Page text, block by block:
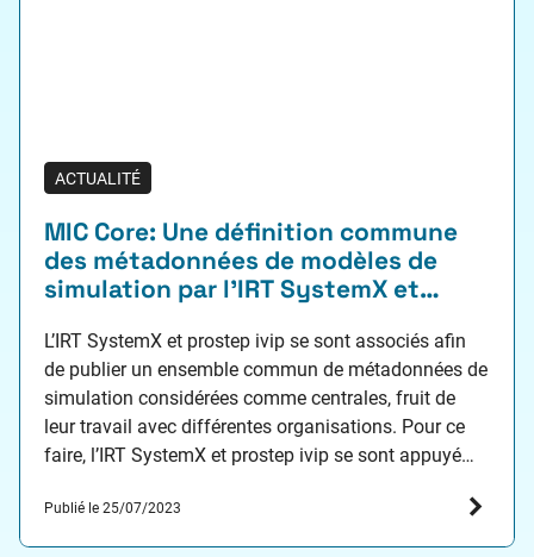
ACTUALITÉ
MIC Core: Une définition commune
des métadonnées de modèles de
simulation par l’IRT SystemX et
L’IRT SystemX et prostep ivip se sont associés afin
de publier un ensemble commun de métadonnées de
simulation considérées comme centrales, fruit de
leur travail avec différentes organisations. Pour ce
faire, l’IRT SystemX et prostep ivip se sont appuyé
France et en Allemagne, respectivement. Caractériser
la simulation La…
Publié le 25/07/2023